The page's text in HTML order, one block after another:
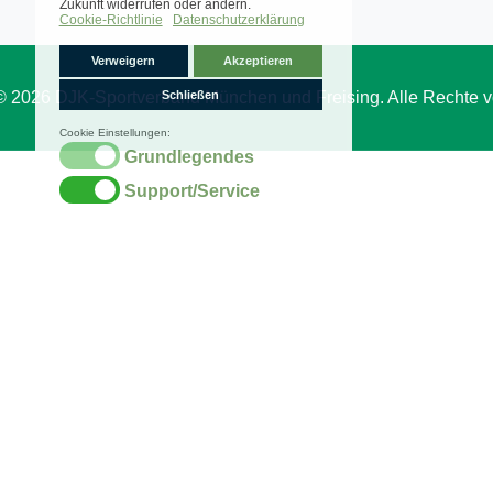
2026 DJK-Sportverband München und Freising. Alle Rechte